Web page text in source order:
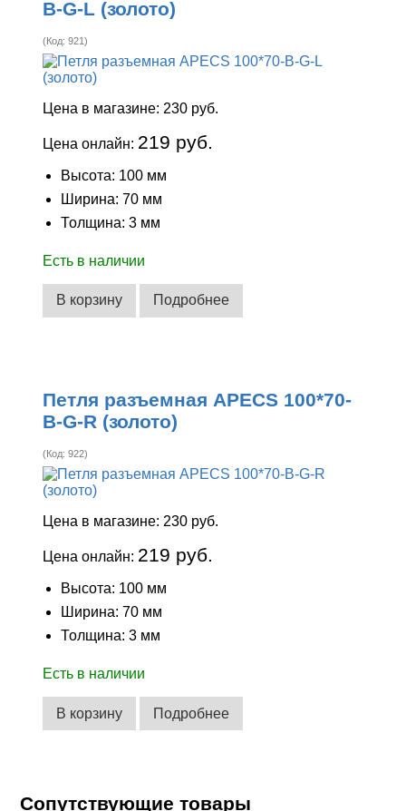
B-G-L (золото)
(Код:921)
Цена в магазине: 230 руб.
Цена онлайн: 219 руб.
Высота: 100 мм
Ширина: 70 мм
Толщина: 3 мм
Есть в наличии
В корзину Подробнее
Петля разъемная APECS 100*70-
B-G-R (золото)
(Код:922)
Цена в магазине: 230 руб.
Цена онлайн: 219 руб.
Высота: 100 мм
Ширина: 70 мм
Толщина: 3 мм
Есть в наличии
В корзину Подробнее
Сопутствующие товары